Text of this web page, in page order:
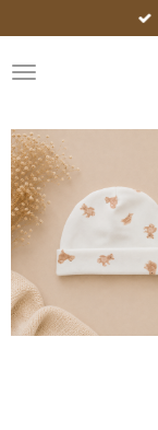
direct
naar
de